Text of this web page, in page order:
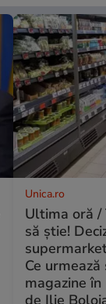
Unica.ro
Ultima oră /
să știe!
Ce
magazine
de Ilie